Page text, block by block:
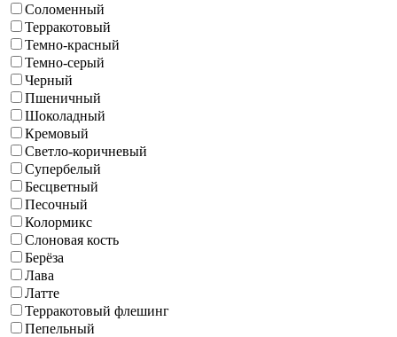
Соломенный
Терракотовый
Темно-красный
Темно-серый
Черный
Пшеничный
Шоколадный
Кремовый
Светло-коричневый
Супербелый
Бесцветный
Песочный
Колормикс
Слоновая кость
Берёза
Лава
Латте
Терракотовый флешинг
Пепельный